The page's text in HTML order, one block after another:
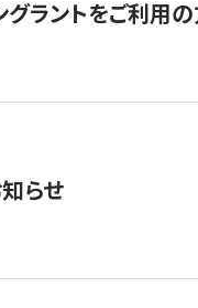
グラントをご利用
らせ